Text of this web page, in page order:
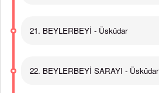
21. BEYLERBEYİ - Üsküdar
22. BEYLERBEYİ SARAYI - Üsküdar